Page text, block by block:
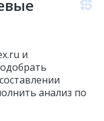
и
анализ по